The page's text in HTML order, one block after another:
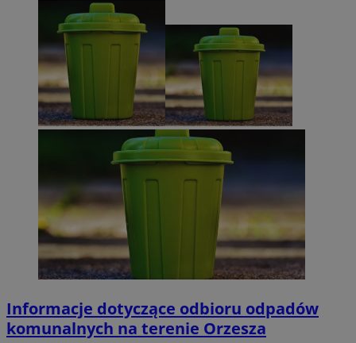
Informacje dotyczące odbioru odpadów
komunalnych na terenie Orzesza